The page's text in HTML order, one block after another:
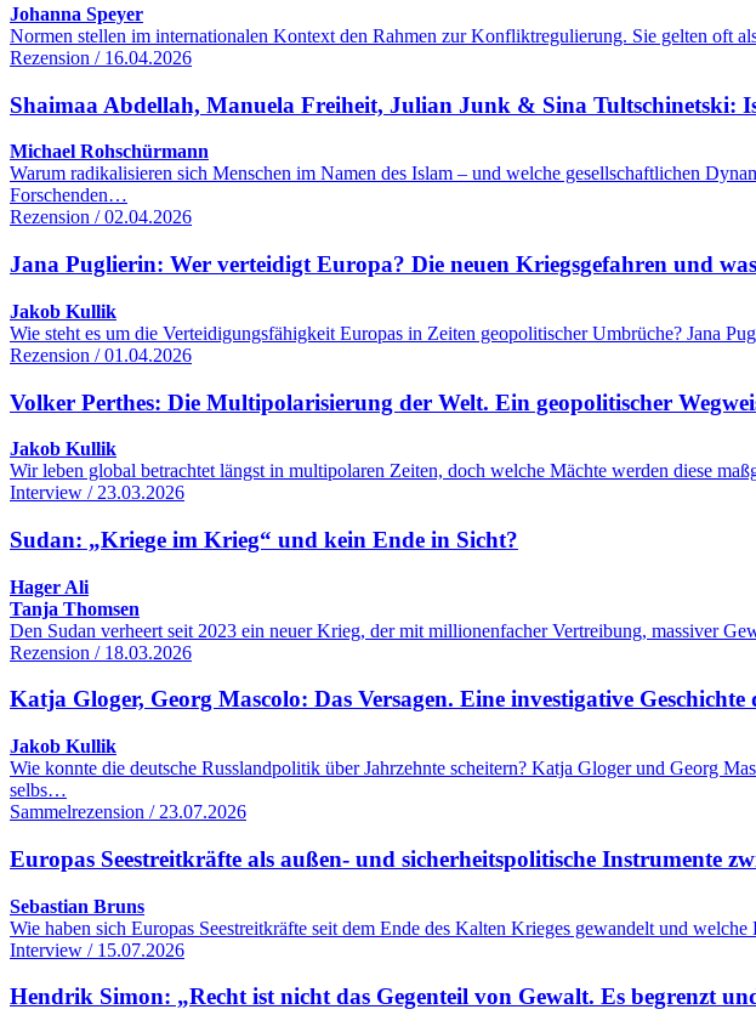
Johanna Speyer
Normen stellen im internationalen Kontext den Rahmen zur Konfliktregulierung. Sie gelten oft
Rezension / 16.04.2026
Shaimaa Abdellah, Manuela Freiheit, Julian Junk & Sina Tultschinetski:
Michael Rohschürmann
Warum radikalisieren sich Menschen im Namen des Islam – und welche gesellschaftlichen
Forschenden…
Rezension / 02.04.2026
Jana Puglierin: Wer verteidigt Europa? Die neuen Kriegsgefahren und
Jakob Kullik
Wie steht es um die Verteidigungsfähigkeit Europas in Zeiten geopolitischer Umbrüche? Jana
Rezension / 01.04.2026
Volker Perthes: Die Multipolarisierung der Welt. Ein geopolitischer
Jakob Kullik
Wir leben global betrachtet längst in multipolaren Zeiten, doch welche Mächte werden diese
Interview / 23.03.2026
Sudan: „Kriege im Krieg“ und kein Ende in Sicht?
Hager Ali
Tanja Thomsen
Den Sudan verheert seit 2023 ein neuer Krieg, der mit millionenfacher Vertreibung, massiver
Rezension / 18.03.2026
Katja Gloger, Georg Mascolo: Das Versagen. Eine investigative
Jakob Kullik
Wie konnte die deutsche Russlandpolitik über Jahrzehnte scheitern? Katja Gloger und Georg
selbs…
Sammelrezension / 23.07.2026
Europas Seestreitkräfte als außen- und sicherheitspolitische Instrumente
Sebastian Bruns
Wie haben sich Europas Seestreitkräfte seit dem Ende des Kalten Krieges gewandelt und
Interview / 15.07.2026
Hendrik Simon: „Recht ist nicht das Gegenteil von Gewalt. Es begrenzt